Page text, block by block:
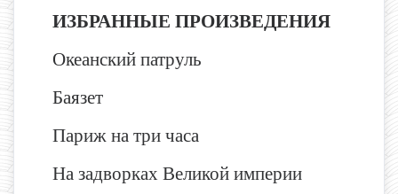
ИЗБРАННЫЕ ПРОИЗВЕДЕНИЯ
Океанский патруль
Баязет
Париж на три часа
На задворках Великой империи